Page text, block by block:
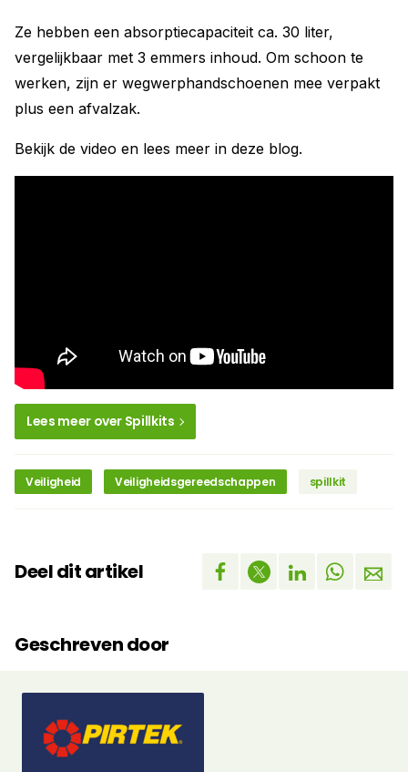
Ze hebben een absorptiecapaciteit ca. 30 liter,
vergelijkbaar met 3 emmers inhoud. Om schoon te
werken, zijn er wegwerphandschoenen mee verpakt
plus een afvalzak.
Bekijk de video en lees meer in deze blog.
Lees meer over Spillkits
Veiligheid Veiligheidsgereedschappen spillkit
Deel dit artikel
Geschreven door